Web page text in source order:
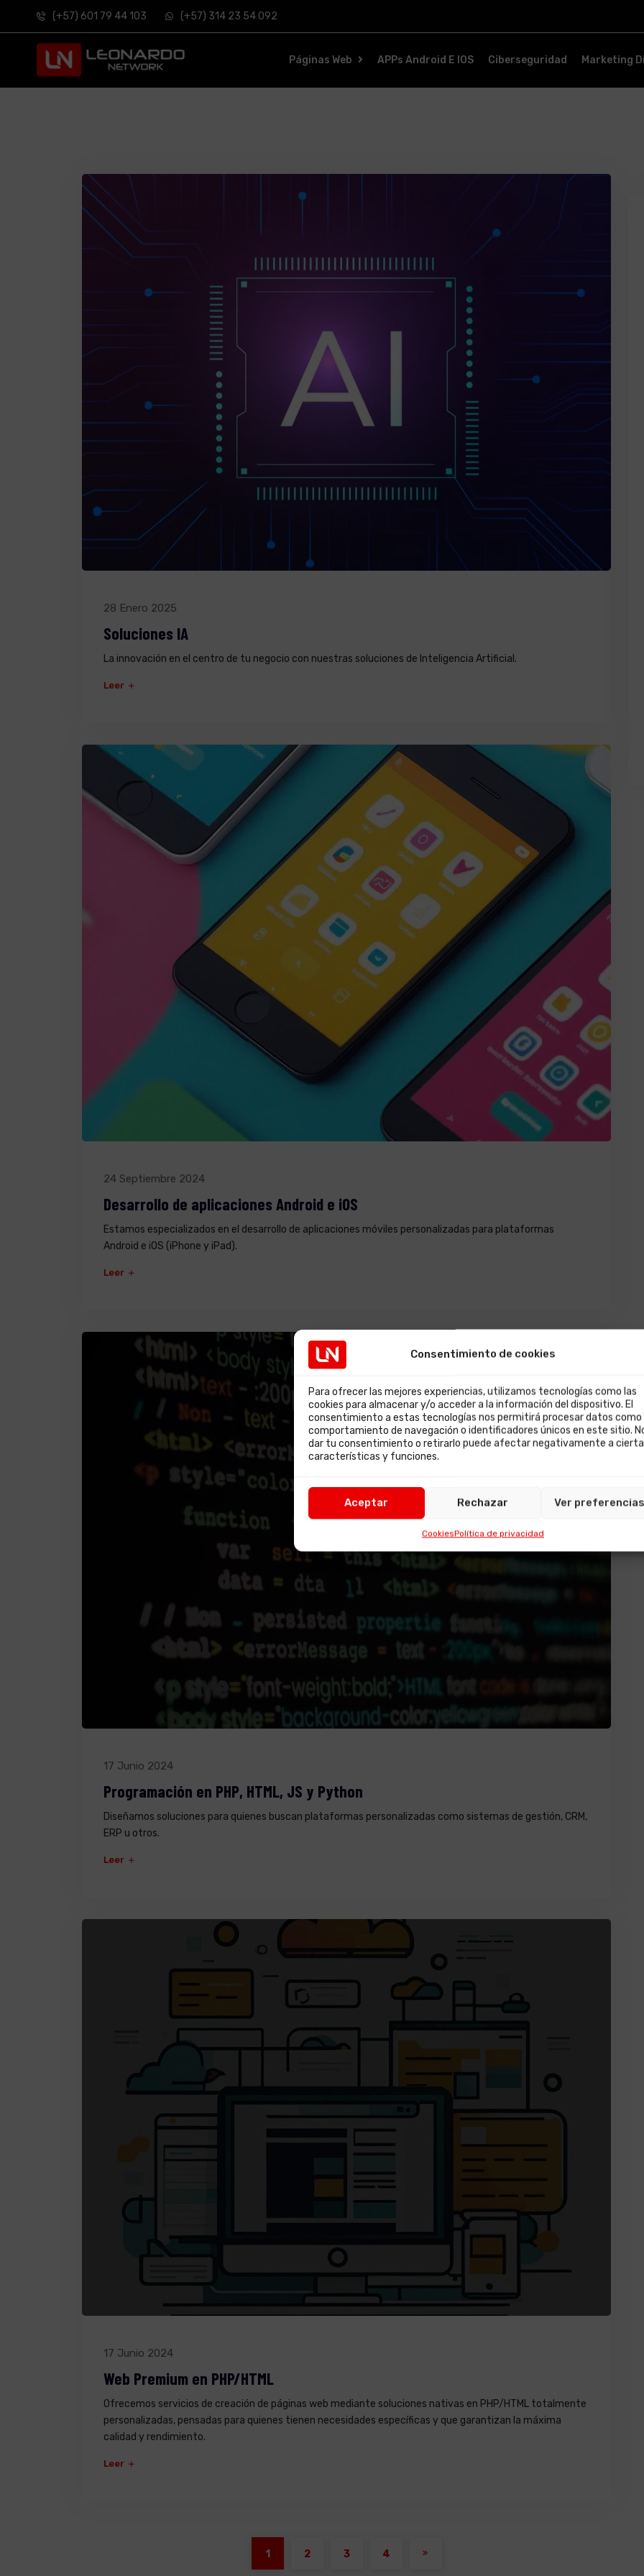
Consentimiento de cookies
Para ofrecer las mejores experiencias, utilizamos tecnologías como las
cookies para almacenar y/o acceder a la información del dispositivo. El
consentimiento a estas tecnologías nos permitirá procesar datos como
comportamiento de navegación o identificadores únicos en este sitio.
dar tu consentimiento o retirarlo puede afectar negativamente a
características y funciones.
Aceptar Rechazar Ver preferencias
CookiesPolítica de privacidad
(+57) 601 79 44 103 (+57) 314 23 54 092
Páginas Web APPs Android E IOS Ciberseguridad Marketing
28 Enero 2025
Soluciones IA
La innovación en el centro de tu negocio con nuestras soluciones de Inteligencia Artificial.
Leer
24 Septiembre 2024
Desarrollo de aplicaciones Android e iOS
Estamos especializados en el desarrollo de aplicaciones móviles personalizadas para plataformas
Android e iOS (iPhone y iPad).
Leer
17 Junio 2024
Programación en PHP, HTML, JS y Python
Diseñamos soluciones para quienes buscan plataformas personalizadas como sistemas de gestión, CRM,
ERP u otros.
Leer
17 Junio 2024
Web Premium en PHP/HTML
Ofrecemos servicios de creación de páginas web mediante soluciones nativas en PHP/HTML totalmente
personalizadas, pensadas para quienes tienen necesidades específicas y que garantizan la máxima
calidad y rendimiento.
Leer
1 2 3 4